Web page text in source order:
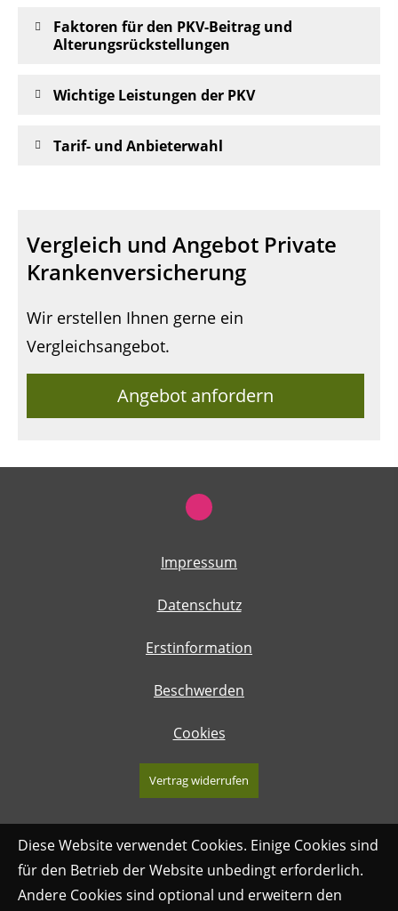
Faktoren für den PKV-Beitrag und
Alterungsrückstellungen
Wichtige Leistungen der PKV
Tarif- und Anbieterwahl
Vergleich und Angebot Private
Krankenversicherung
Wir erstellen Ihnen gerne ein
Vergleichsangebot.
Angebot anfordern
Impressum
Datenschutz
Erstinformation
Beschwerden
Cookies
Vertrag widerrufen
Diese Website verwendet Cookies. Einige Cookies sind
für den Betrieb der Website unbedingt erforderlich.
Andere Cookies sind optional und erweitern den